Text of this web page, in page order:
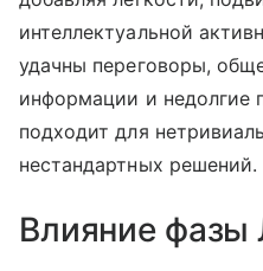
интеллектуальной
удачны переговоры,
информации и недолгие
подходит для
нестандартных решений.
Влияние фазы